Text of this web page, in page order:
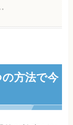
方法で今